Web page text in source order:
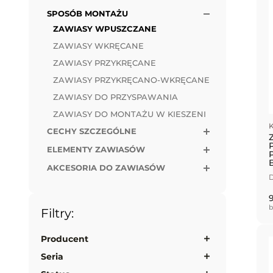
SPOSÓB MONTAŻU
ZAWIASY WPUSZCZANE
ZAWIASY WKRĘCANE
ZAWIASY PRZYKRĘCANE
ZAWIASY PRZYKRĘCANO-WKRĘCANE
ZAWIASY DO PRZYSPAWANIA
ZAWIASY DO MONTAŻU W KIESZENI
CECHY SZCZEGÓLNE
ELEMENTY ZAWIASÓW
AKCESORIA DO ZAWIASÓW
Filtry:
Producent
Seria